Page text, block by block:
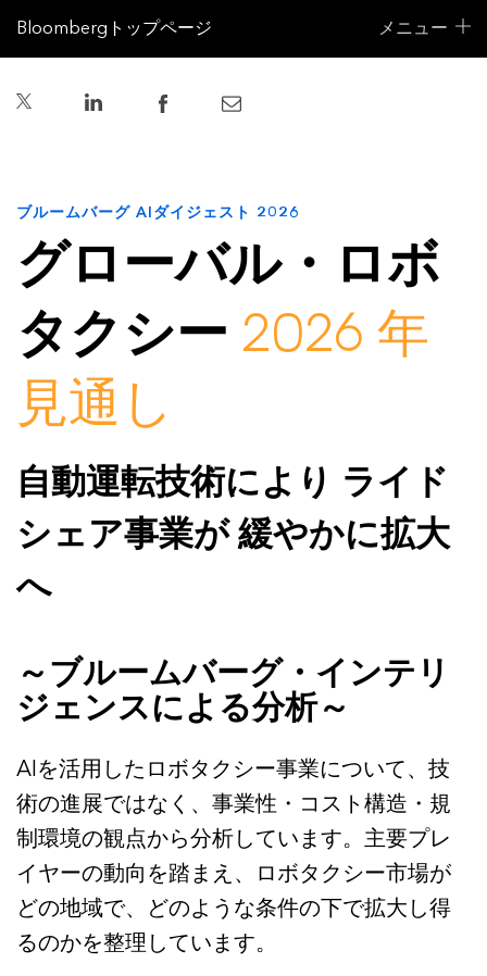
Bloombergトップページ メニュー
ブルームバーグ AIダイジェスト 2026
グローバル・ロボ
タクシー 2026 年
見通し
自動運転技術により ライド
シェア事業が 緩やかに拡大
へ
～ブルームバーグ・インテリ
ジェンスによる分析～
AIを活用したロボタクシー事業について、技
術の進展ではなく、事業性・コスト構造・規
制環境の観点から分析しています。主要プレ
イヤーの動向を踏まえ、ロボタクシー市場が
どの地域で、どのような条件の下で拡大し得
るのかを整理しています。